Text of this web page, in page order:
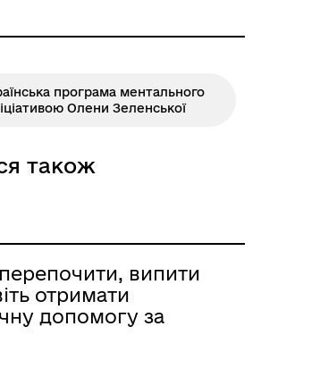
програма ментального
Олени Зеленської
також
перепочити, випити
отримати
допомогу за